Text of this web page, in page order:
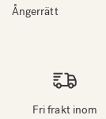
Ångerrätt
Fri frakt inom